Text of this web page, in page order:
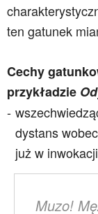
ten gatunek
Cechy
przykładzie
dystans
już w
Muzo!